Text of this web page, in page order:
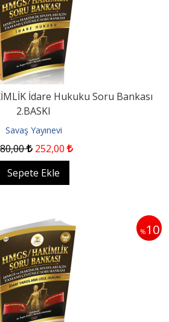
İdare Hukuku Soru Bankası
2.BASKI
Savaş Yayınevi
,00 252,00
Sepete Ekle
%10